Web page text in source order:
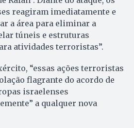
reagiram imediatamente e
a área para eliminar a
túneis e estruturas
atividades terroristas”.
“essas ações terroristas
flagrante do acordo de
israelenses
a qualquer nova